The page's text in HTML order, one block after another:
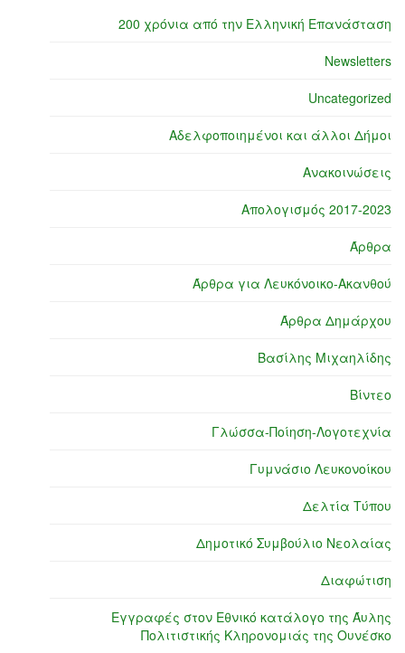
200 χρόνια από την Ελληνική Επανάσταση
Newsletters
Uncategorized
Αδελφοποιημένοι και άλλοι Δήμοι
Ανακοινώσεις
Απολογισμός 2017-2023
Άρθρα
Άρθρα για Λευκόνοικο-Ακανθού
Άρθρα Δημάρχου
Βασίλης Μιχαηλίδης
Βίντεο
Γλώσσα-Ποίηση-Λογοτεχνία
Γυμνάσιο Λευκονοίκου
Δελτία Τύπου
Δημοτικό Συμβούλιο Νεολαίας
Διαφώτιση
Εγγραφές στον Εθνικό κατάλογο της Άυλης
Πολιτιστικής Κληρονομιάς της Ουνέσκο